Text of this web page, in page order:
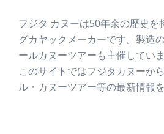
フジタ カヌーは50年余の歴史を
グカヤックメーカーです。製造
ールカヌーツアーも主催していま
このサイトではフジタカヌーか
ル・カヌーツアー等の最新情報